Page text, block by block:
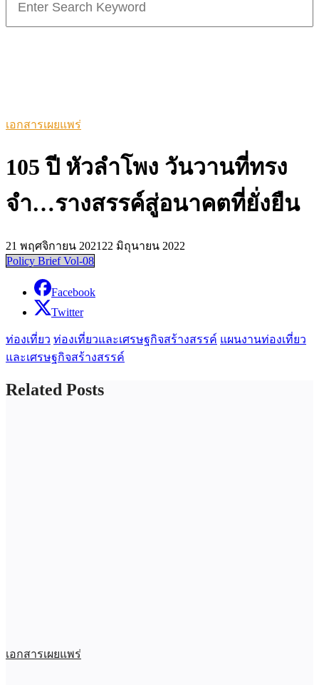
for:
เอกสารเผยแพร่
105 ปี หัวลำโพง วันวานที่ทรง
จำ…รางสรรค์สู่อนาคตที่ยั่งยืน
21 พฤศจิกายน 2021 22 มิถุนายน 2022
Policy Brief Vol-08
Facebook
Twitter
ท่องเที่ยว ท่องเที่ยวและเศรษฐกิจสร้างสรรค์ แผนงานท่องเที่ยว
และเศรษฐกิจสร้างสรรค์
Related Posts
เอกสารเผยแพร่